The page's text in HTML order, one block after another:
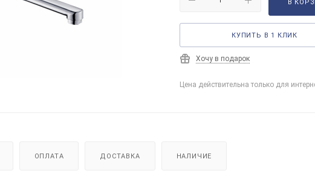
В
КУПИТЬ В 1 КЛИК
Хочу в подарок
Цена действительна только для
ОПЛАТА ДОСТАВКА НАЛИЧИЕ